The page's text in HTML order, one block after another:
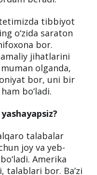
tibbiyot
o‘zida saraton
bor.
jihatlarini
olganda,
bor, uni bir
bo‘ladi.
talabalar
joy va yeb-
Amerika
talablari bor. Ba’zi